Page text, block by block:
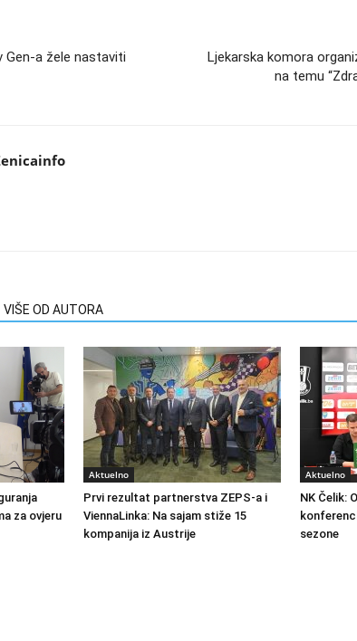
Gen-a žele nastaviti
Ljekarska komora
na temu
VIŠE OD AUTORA
za ovjeru
Aktuelno
Prvi rezultat partnerstva ZEPS-a i
ViennaLinka: Na sajam stiže 15
kompanija iz Austrije
Aktuelno
NK Čelik:
sezone